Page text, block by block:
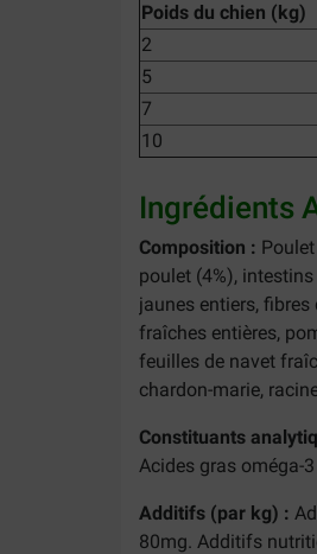
Poids du chien (kg)
2
5
7
10
Ingrédients
Composition :
poulet (4%),
jaunes entiers,
fraîches entières,
feuilles de navet
chardon-marie,
Constituants
Acides gras oméga-
Additifs (par kg) :
80mg. Additifs